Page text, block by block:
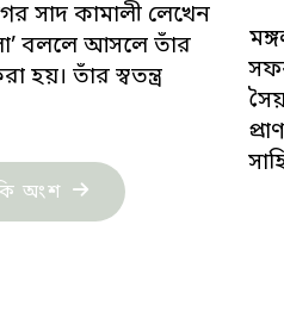
সাদ কামালী লেখেন
বললে আসলে তাঁর
হয়। তাঁর স্বতন্ত্র
অংশ "সাহিত্য
সংবাদ: